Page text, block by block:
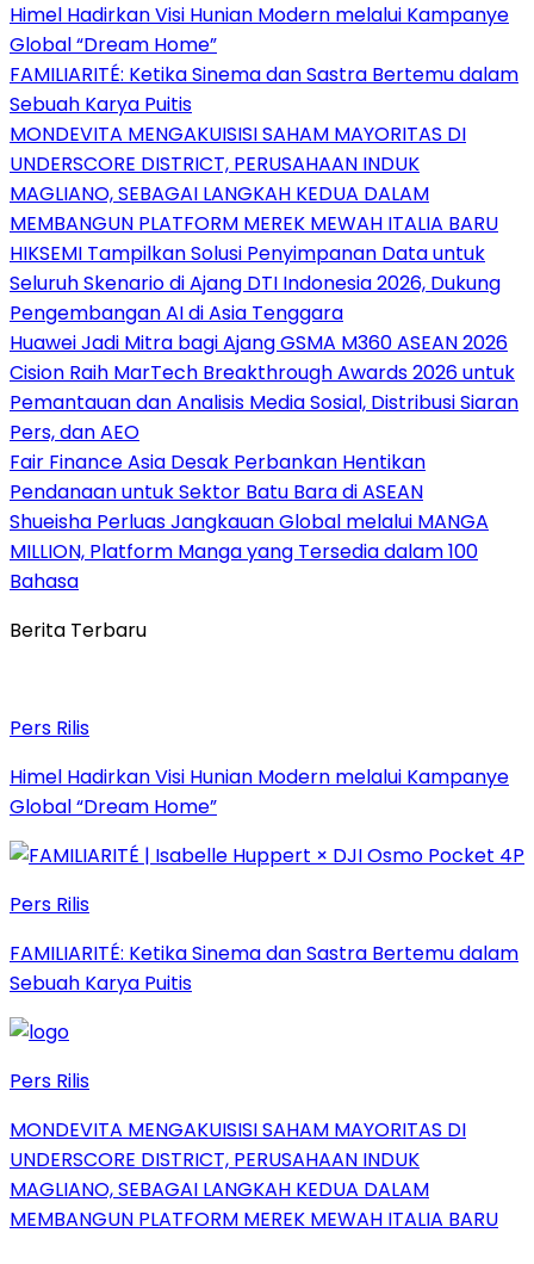
Himel Hadirkan Visi Hunian Modern melalui Kampanye
Global “Dream Home”
FAMILIARITÉ: Ketika Sinema dan Sastra Bertemu dalam
Sebuah Karya Puitis
MONDEVITA MENGAKUISISI SAHAM MAYORITAS DI
UNDERSCORE DISTRICT, PERUSAHAAN INDUK
MAGLIANO, SEBAGAI LANGKAH KEDUA DALAM
MEMBANGUN PLATFORM MEREK MEWAH ITALIA BARU
HIKSEMI Tampilkan Solusi Penyimpanan Data untuk
Seluruh Skenario di Ajang DTI Indonesia 2026, Dukung
Pengembangan AI di Asia Tenggara
Huawei Jadi Mitra bagi Ajang GSMA M360 ASEAN 2026
Cision Raih MarTech Breakthrough Awards 2026 untuk
Pemantauan dan Analisis Media Sosial, Distribusi Siaran
Pers, dan AEO
Fair Finance Asia Desak Perbankan Hentikan
Pendanaan untuk Sektor Batu Bara di ASEAN
Shueisha Perluas Jangkauan Global melalui MANGA
MILLION, Platform Manga yang Tersedia dalam 100
Bahasa
Berita Terbaru
Pers Rilis
Himel Hadirkan Visi Hunian Modern melalui Kampanye
Global “Dream Home”
Pers Rilis
FAMILIARITÉ: Ketika Sinema dan Sastra Bertemu dalam
Sebuah Karya Puitis
Pers Rilis
MONDEVITA MENGAKUISISI SAHAM MAYORITAS DI
UNDERSCORE DISTRICT, PERUSAHAAN INDUK
MAGLIANO, SEBAGAI LANGKAH KEDUA DALAM
MEMBANGUN PLATFORM MEREK MEWAH ITALIA BARU